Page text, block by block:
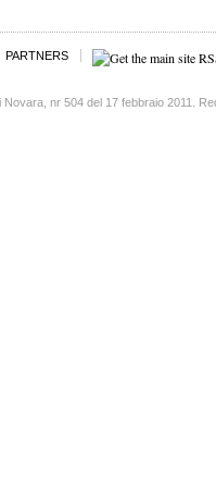
PARTNERS
nr 504 del 17 febbraio 2011.